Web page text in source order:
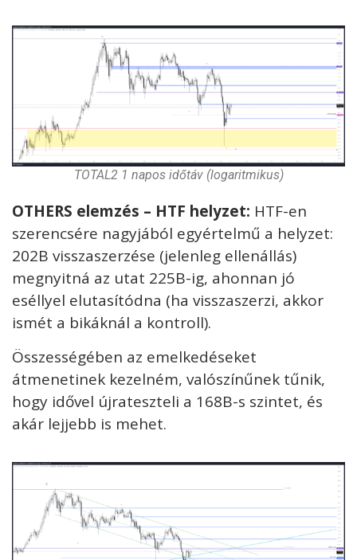
TOTAL2 1 napos időtáv (logaritmikus)
OTHERS elemzés – HTF helyzet: HTF-en
szerencsére nagyjából egyértelmű a helyzet:
202B visszaszerzése (jelenleg ellenállás)
megnyitná az utat 225B-ig, ahonnan jó
eséllyel elutasítódna (ha visszaszerzi, akkor
ismét a bikáknál a kontroll).
Összességében az emelkedéseket
átmenetinek kezelném, valószínűnek tűnik,
hogy idővel újrateszteli a 168B-s szintet, és
akár lejjebb is mehet.